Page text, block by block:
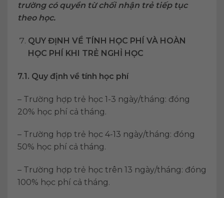
trường có quyền từ chối nhận trẻ tiếp tục
theo học.
QUY ĐỊNH VỀ TÍNH HỌC PHÍ VÀ HOÀN
HỌC PHÍ KHI TRẺ NGHỈ HỌC
7.1. Quy định về tính học phí
– Trường hợp trẻ học 1-3 ngày/tháng: đóng
20% học phí cả tháng.
– Trường hợp trẻ học 4-13 ngày/tháng: đóng
50% học phí cả tháng.
– Trường hợp trẻ học trên 13 ngày/tháng: đóng
100% học phí cả tháng.